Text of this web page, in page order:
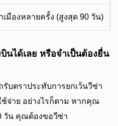
มืองหลายครั้ง (สูงสุด 90 วัน)
ได้เลย หรือจำเป็นต้องยื่น
บตราประทับการยกเว้นวีซ่า
จ่าย อย่างไรก็ตาม หากคุณ
วัน คุณต้องขอวีซ่า